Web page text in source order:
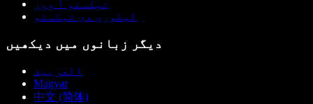
ٹیکستو آ ووز
لیطوری دی ٹیکسٹو
دیگر زبانوں میں دیکھیں
العربية
Magyar
中文 (简体)